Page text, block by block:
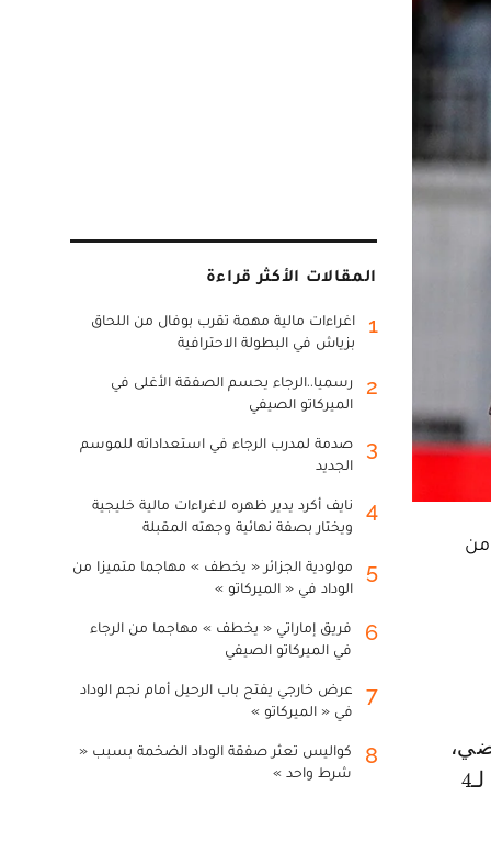
بعد غد الأربعاء، مباراة صعبة أمام مضيفه النادي المكناسي ، برسم الجولة الـ7 من
الخاصة بمباراة النادي المكناسي، غياب المدافع محمد مفيد، بسبب جمعه لـ4
المقالات الأكثر قراءة
1
اغراءات مالية مهمة تقرب بوفال من اللحاق
بزياش في البطولة الاحترافية
2
رسميا..الرجاء يحسم الصفقة الأغلى في
الميركاتو الصيفي
3
صدمة لمدرب الرجاء في استعداداته للموسم
الجديد
4
نايف أكرد يدير ظهره لاغراءات مالية خليجية
ويختار بصفة نهائية وجهته المقبلة
5
مولودية الجزائر « يخطف » مهاجما متميزا من
الوداد في « الميركاتو »
6
فريق إماراتي « يخطف » مهاجما من الرجاء
في الميركاتو الصيفي
7
عرض خارجي يفتح باب الرحيل أمام نجم الوداد
في « الميركاتو »
8
كواليس تعثر صفقة الوداد الضخمة بسبب «
شرط واحد »